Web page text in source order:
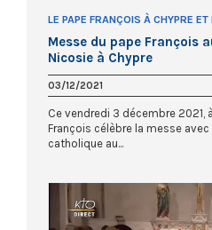
LE PAPE FRANÇOIS À CHYPRE ET
Messe du pape François
Nicosie à Chypre
03/12/2021
Ce vendredi 3 décembre 2021,
François célèbre la messe
catholique au...